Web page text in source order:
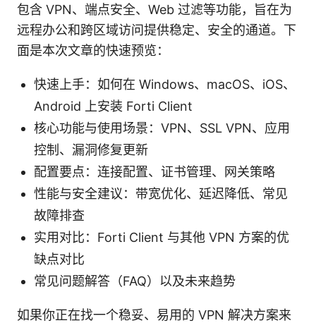
包含 VPN、端点安全、Web 过滤等功能，旨在为
远程办公和跨区域访问提供稳定、安全的通道。下
面是本次文章的快速预览：
快速上手：如何在 Windows、macOS、iOS、
Android 上安装 Forti Client
核心功能与使用场景：VPN、SSL VPN、应用
控制、漏洞修复更新
配置要点：连接配置、证书管理、网关策略
性能与安全建议：带宽优化、延迟降低、常见
故障排查
实用对比：Forti Client 与其他 VPN 方案的优
缺点对比
常见问题解答（FAQ）以及未来趋势
如果你正在找一个稳妥、易用的 VPN 解决方案来